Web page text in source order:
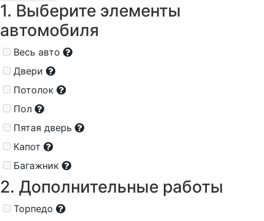
1. Выберите элементы
автомобиля
Весь авто
Двери
Потолок
Пол
Пятая дверь
Капот
Багажник
2. Дополнительные работы
Торпедо